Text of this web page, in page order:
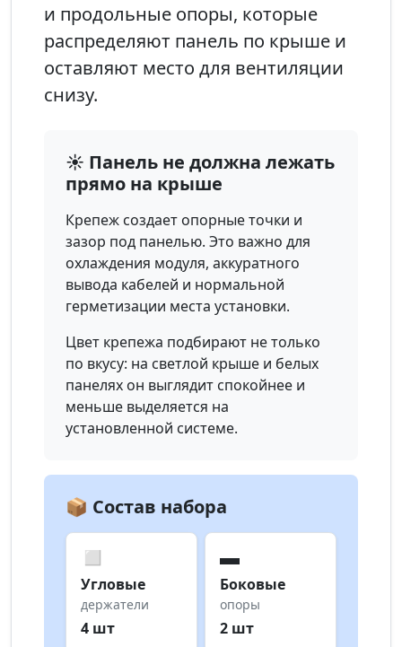
и продольные опоры, которые
распределяют панель по крыше и
оставляют место для вентиляции
снизу.
☀️ Панель не должна лежать
прямо на крыше
Крепеж создает опорные точки и
зазор под панелью. Это важно для
охлаждения модуля, аккуратного
вывода кабелей и нормальной
герметизации места установки.
Цвет крепежа подбирают не только
по вкусу: на светлой крыше и белых
панелях он выглядит спокойнее и
меньше выделяется на
установленной системе.
📦 Состав набора
◻️
Угловые
держатели
4 шт
▬
Боковые
опоры
2 шт